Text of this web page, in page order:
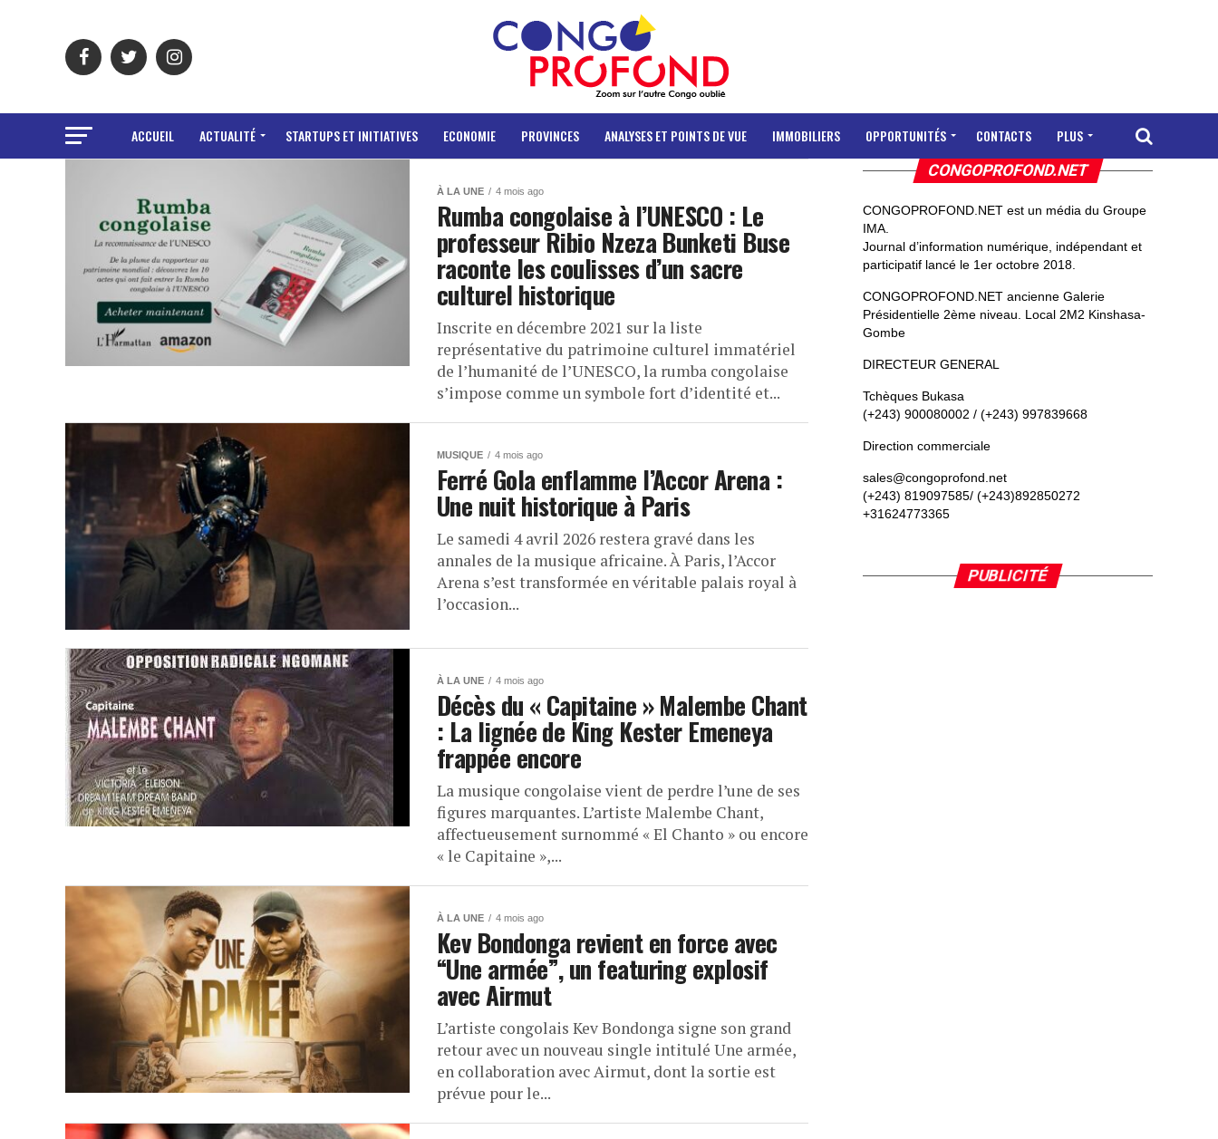
ACCUEIL ACTUALITÉ STARTUPS ET INITIATIVES ECONOMIE PROVINCES ANALYSES ET POINTS DE VUE IMMOBILIERS OPPORTUNITÉS CONTACTS PLUS
À LA UNE 4 mois ago
Rumba congolaise à l’UNESCO : Le
professeur Ribio Nzeza Bunketi Buse
raconte les coulisses d’un sacre
culturel historique
Inscrite en décembre 2021 sur la liste
représentative du patrimoine culturel immatériel
de l’humanité de l’UNESCO, la rumba congolaise
s’impose comme un symbole fort d’identité et...
MUSIQUE 4 mois ago
Ferré Gola enflamme l’Accor Arena :
Une nuit historique à Paris
Le samedi 4 avril 2026 restera gravé dans les
annales de la musique africaine. À Paris, l’Accor
Arena s’est transformée en véritable palais royal à
l’occasion...
À LA UNE 4 mois ago
Décès du « Capitaine » Malembe Chant
: La lignée de King Kester Emeneya
frappée encore
La musique congolaise vient de perdre l’une de ses
figures marquantes. L’artiste Malembe Chant,
affectueusement surnommé « El Chanto » ou encore
« le Capitaine »,...
À LA UNE 4 mois ago
Kev Bondonga revient en force avec
“Une armée”, un featuring explosif
avec Airmut
L’artiste congolais Kev Bondonga signe son grand
retour avec un nouveau single intitulé Une armée,
en collaboration avec Airmut, dont la sortie est
prévue pour le...
CONGOPROFOND.NET
CONGOPROFOND.NET est un média du Groupe
IMA.
Journal d’information numérique, indépendant et
participatif lancé le 1er octobre 2018.
CONGOPROFOND.NET ancienne Galerie
Présidentielle 2ème niveau. Local 2M2 Kinshasa-
Gombe
DIRECTEUR GENERAL
Tchèques Bukasa
(+243) 900080002 / (+243) 997839668
Direction commerciale
sales@congoprofond.net
(+243) 819097585/ (+243)892850272
+31624773365
PUBLICITÉ